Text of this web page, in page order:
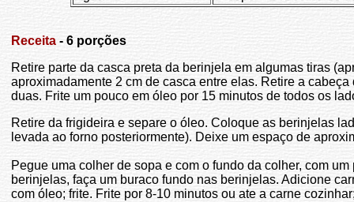
Receita - 6 porções
Retire parte da casca preta da berinjela em algumas tiras
aproximadamente 2 cm de casca entre elas. Retire a
duas. Frite um pouco em óleo por 15 minutos de todos os
Retire da frigideira e separe o óleo. Coloque as berinjelas
levada ao forno posteriormente). Deixe um espaço de
Pegue uma colher de sopa e com o fundo da colher, com
berinjelas, faça um buraco fundo nas berinjelas. Adicione
com óleo; frite. Frite por 8-10 minutos ou ate a carne